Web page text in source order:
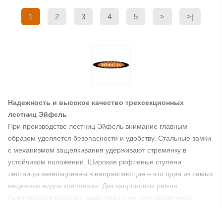
1 2 3 4 5 > >|
Надежность и высокое качество трехсекционных
лестниц Эйфель
При производстве лестниц Эйфель внимание главным
образом уделяется безопасности и удобству. Стальные замки
с механизмом защелкивания удерживают стремянку в
устойчивом положении. Широкие рифленые ступени
лестницы завальцованы в направляющие – это один из самых
надежных видов крепления. Два капроновых ремня
безопасности страхуют вашу работу на трехсекционной